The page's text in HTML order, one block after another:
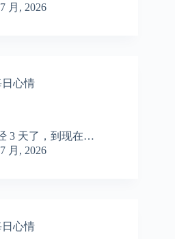
月, 2026
日心情
3 天了，到现在…
月, 2026
日心情